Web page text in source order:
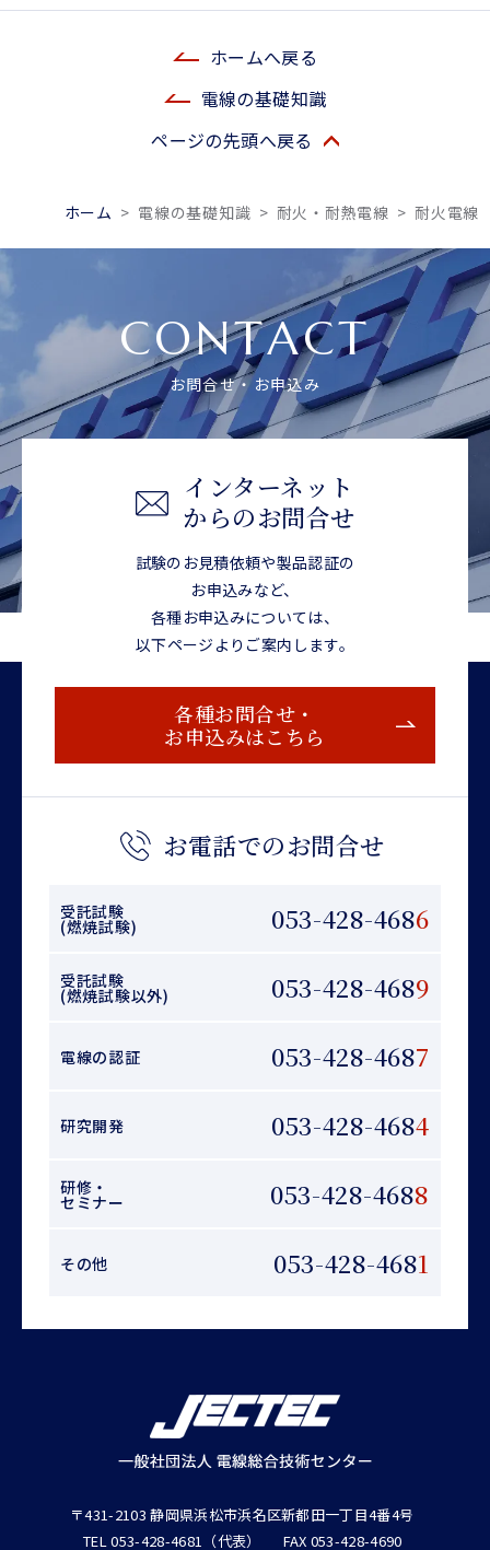
電線の基礎知識
ホームへ戻る
ページの先頭へ戻る
ホーム > 電線の基礎知識 > 耐火・耐熱電線 >耐火電線
CONTACT
お問合せ・お申込み
インターネット
からのお問合せ
試験のお見積依頼や製品認証の
お申込みなど、
各種お申込みについては、
以下ページよりご案内します。
各種お問合せ・
お申込みはこちら
お電話でのお問合せ
受託試験
(燃焼試験) 053-428-4686
受託試験
(燃焼試験以外) 053-428-4689
電線の認証 053-428-4687
研究開発 053-428-4684
研修・
セミナー 053-428-4688
その他 053-428-4681
〒431-2103 静岡県浜松市浜名区新都田一丁目4番4号
TEL 053-428-4681（代表）
FAX 053-428-4690